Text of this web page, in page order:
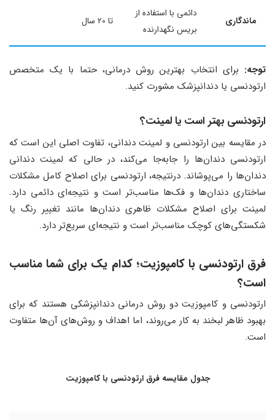
ماندگاری
دائمی با استفاده از
بریس نگهدارنده
تا 20 سال
توجه: برای انتخاب بهترین روش درمانی، حتما با یک متخصص
ارتودنسی یا دندانپزشک مشورت کنید.
ارتودنسی بهتر است یا لمینت؟
در مقایسه بین ارتودنسی و لمینت دندانی، تفاوت اصلی این است که
ارتودنسی دندان‌ها را جابه‌جا می‌کند، در حالی که لمینت دندانی
دندان‌ها را می‌پوشاند. درنتیجه، ارتودنسی برای اصلاح کامل مشکلات
ساختاری دندان‌ها و فک‌ها مناسب‌تر است و نتیجه‌ای دائمی دارد.
لمینت برای اصلاح مشکلات ظاهری دندان‌ها مانند تغییر رنگ یا
شکستگی‌های کوچک مناسب‌تر است و نتیجه‌ای سریع‌تر دارد.
فرق ارتودنسی با کامپوزیت؛ کدام یک برای شما مناسب
است؟
ارتودنسی و کامپوزیت دو روش درمانی دندانپزشکی هستند که برای
بهبود ظاهر لبخند به کار می‌روند، اما اهداف و روش‌های آن‌ها متفاوت
است.
جدول مقایسه فرق ارتودنسی با کامپوزیت